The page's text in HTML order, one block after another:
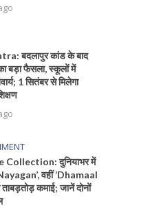
बदलापुर कांड के बाद
बड़ा फैसला, स्कूलों में
1 सितंबर से मिलेगा
Collection: दुनियाभर में
वहीं ‘Dhamaal
ताबड़तोड़ कमाई; जानें दोनों